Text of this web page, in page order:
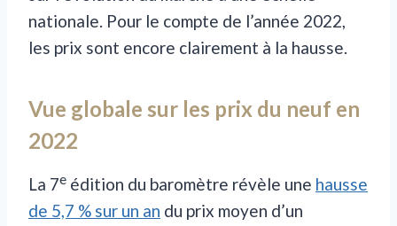
nationale. Pour le compte de l’année 2022,
les prix sont encore clairement à la hausse.
Vue globale sur les prix du neuf en
2022
La 7e édition du baromètre révèle une hausse
de 5,7 % sur un an du prix moyen d’un